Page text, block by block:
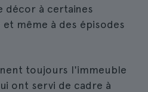
décor à certaines
même à des épisodes
toujours l'immeuble
ont servi de cadre à